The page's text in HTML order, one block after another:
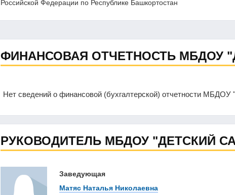
Российской Федерации по Республике Башкортостан
ФИНАНСОВАЯ ОТЧЕТНОСТЬ МБДОУ
Нет сведений о финансовой (бухгалтерской) отчетности
РУКОВОДИТЕЛЬ МБДОУ "ДЕТСКИЙ
Заведующая
Матяс Наталья Николаевна